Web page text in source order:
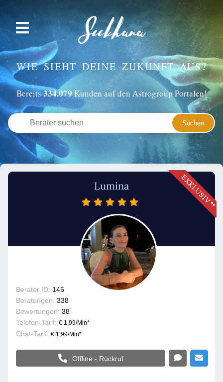
WIE SIEHT DEINE ZUKUNFT AUS?
Bereits334.079Kunden auf den Astrogroup Portalen!
Lumina
Berater ID: 145
Beratungen: 338
Bewertungen: 38
Telefon-Tarif: € 1,99/Min*
Chat-Tarif: € 1,99/Min*
Offline - Rückruf